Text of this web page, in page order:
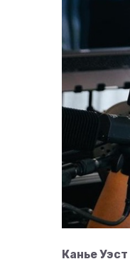
Канье Уэст